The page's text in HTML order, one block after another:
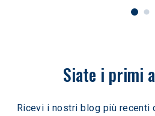
Siate i primi
Ricevi i nostri blog più recenti